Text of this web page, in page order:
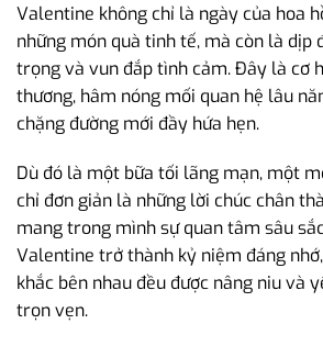
Valentine không chỉ là ngày của hoa
những món quà tinh tế, mà còn là dịp
trọng và vun đắp tình cảm. Đây là cơ
thương, hâm nóng mối quan hệ lâu
chặng đường mới đầy hứa hẹn.
Dù đó là một bữa tối lãng mạn, một
chỉ đơn giản là những lời chúc chân
mang trong mình sự quan tâm sâu
Valentine trở thành kỷ niệm đáng
khắc bên nhau đều được nâng niu và
trọn vẹn.